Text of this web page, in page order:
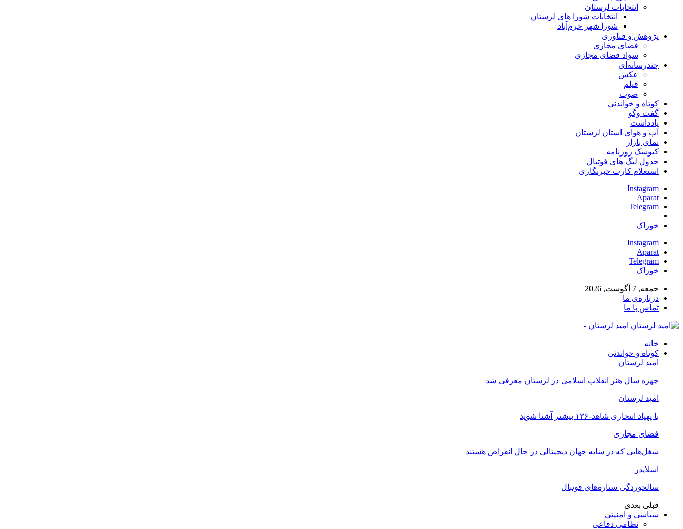
انتخابات لرستان
انتخابات شورا های لرستان
شورا شهر خرم‌آباد
پژوهش و فناوری
فضای مجازی
سواد فضای مجازی
چندرسانه‌ای
عكس
فیلم
صوت
کوتاه و خواندنی
گفت وگو
یادداشت
آب و هوای استان لرستان
نمای بازار
کیوسک روزنامه
جدول لیگ های فوتبال
استعلام کارت خبرنگاری
Instagram
Aparat
Telegram
خوراک
Instagram
Aparat
Telegram
خوراک
جمعه, 7 آگوست, 2026
درباره‌ی ما
تماس با ما
امید لرستان -
خانه
کوتاه و خواندنی
امید لرستان
چهره سال هنر انقلاب اسلامی در لرستان معرفی شد
امید لرستان
با پهپاد انتحاری شاهد-۱۳۶ بیشتر آشنا شوید
فضای مجازی
شغل‌‌هایی که در سایه جهان دیجیتالی در حال انقراض هستند
اسلایدر
سالخوردگی ستاره‌های فوتبال
قبلی بعدی
سیاسی و امنیتی
نظامی دفاعی